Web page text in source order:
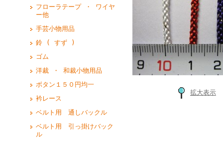
フローラテープ ・ ワイヤ
ー他
手芸小物用品
鈴 ( すず )
ゴム
洋裁 ・ 和裁小物用品
ボタン１５０円均一
衿レース
ベルト用 通しバックル
ベルト用 引っ掛けバック
ル
拡大表示